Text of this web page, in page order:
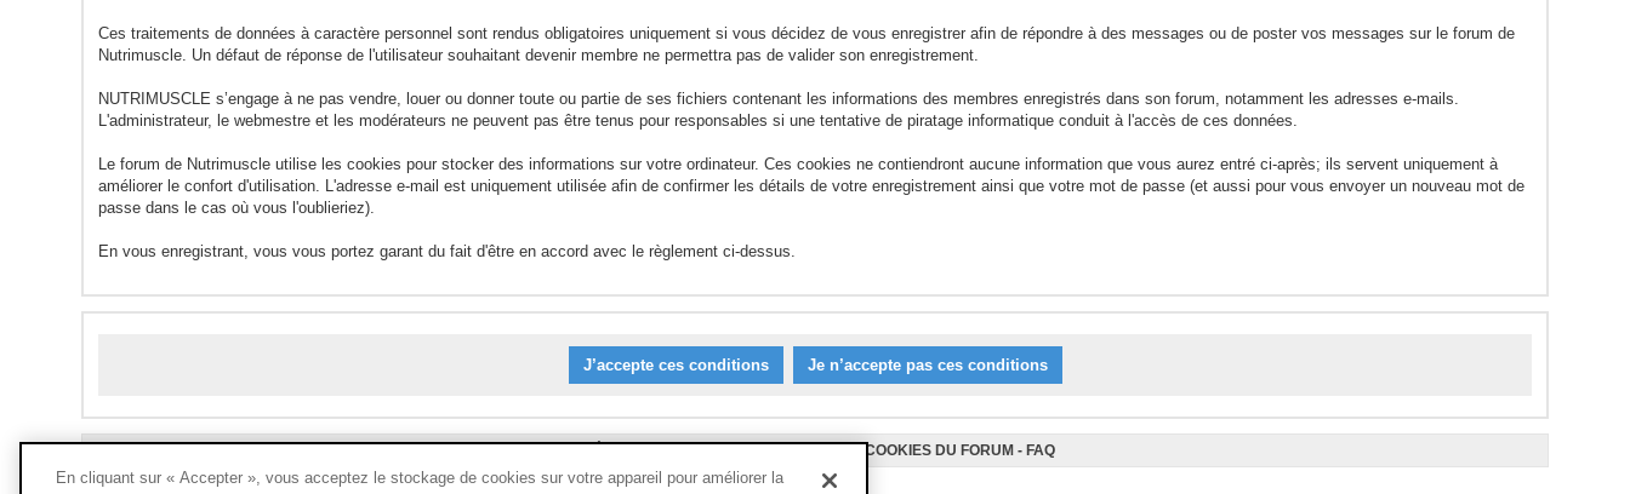
Ces traitements de données à caractère personnel sont rendus obligatoires uniquement si vous décidez de vous enregistrer afin de répondre à des messages ou de poster vos messages sur le forum de
Nutrimuscle. Un défaut de réponse de l'utilisateur souhaitant devenir membre ne permettra pas de valider son enregistrement.
NUTRIMUSCLE s’engage à ne pas vendre, louer ou donner toute ou partie de ses fichiers contenant les informations des membres enregistrés dans son forum, notamment les adresses e-mails.
L'administrateur, le webmestre et les modérateurs ne peuvent pas être tenus pour responsables si une tentative de piratage informatique conduit à l'accès de ces données.
Le forum de Nutrimuscle utilise les cookies pour stocker des informations sur votre ordinateur. Ces cookies ne contiendront aucune information que vous aurez entré ci-après; ils servent uniquement à
améliorer le confort d'utilisation. L'adresse e-mail est uniquement utilisée afin de confirmer les détails de votre enregistrement ainsi que votre mot de passe (et aussi pour vous envoyer un nouveau mot de
passe dans le cas où vous l'oublieriez).
En vous enregistrant, vous vous portez garant du fait d'être en accord avec le règlement ci-dessus.
SUPPRIMER LES COOKIES DU FORUM - FAQ
En cliquant sur « Accepter », vous acceptez le stockage de cookies sur votre appareil pour améliorer la